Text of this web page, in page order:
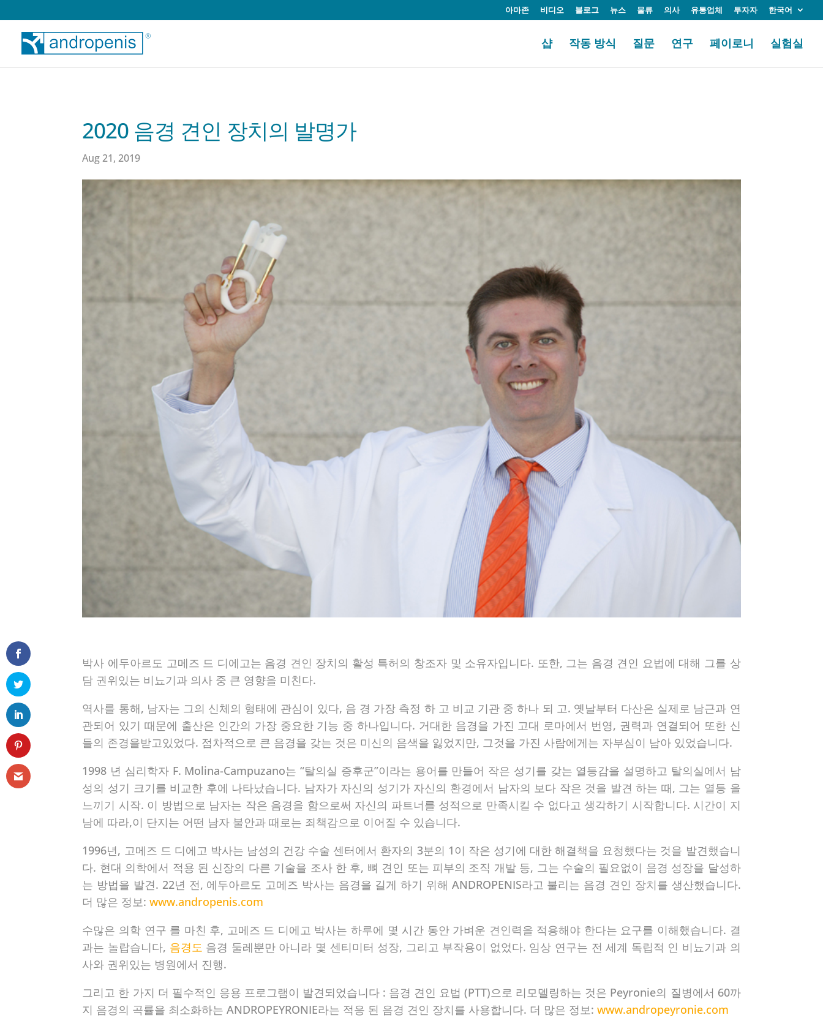
아마존 비디오 블로그 뉴스 물류 의사 유통업체 투자자 한국어
샵 작동 방식 질문 연구 페이로니 실험실
2020 음경 견인 장치의 발명가
Aug 21, 2019
박사 에두아르도 고메즈 드 디에고는 음경 견인 장치의 활성 특허의 창조자 및 소유자입니다. 또한, 그는 음경 견인 요법에 대해 그를 상
담 권위있는 비뇨기과 의사 중 큰 영향을 미친다.
역사를 통해, 남자는 그의 신체의 형태에 관심이 있다, 음 경 가장 측정 하 고 비교 기관 중 하나 되 고. 옛날부터 다산은 실제로 남근과 연
관되어 있기 때문에 출산은 인간의 가장 중요한 기능 중 하나입니다. 거대한 음경을 가진 고대 로마에서 번영, 권력과 연결되어 또한 신
들의 존경을받고있었다. 점차적으로 큰 음경을 갖는 것은 미신의 음색을 잃었지만, 그것을 가진 사람에게는 자부심이 남아 있었습니다.
1998 년 심리학자 F. Molina-Campuzano는 “탈의실 증후군”이라는 용어를 만들어 작은 성기를 갖는 열등감을 설명하고 탈의실에서 남
성의 성기 크기를 비교한 후에 나타났습니다. 남자가 자신의 성기가 자신의 환경에서 남자의 보다 작은 것을 발견 하는 때, 그는 열등 을
느끼기 시작. 이 방법으로 남자는 작은 음경을 함으로써 자신의 파트너를 성적으로 만족시킬 수 없다고 생각하기 시작합니다. 시간이 지
남에 따라,이 단지는 어떤 남자 불안과 때로는 죄책감으로 이어질 수 있습니다.
1996년, 고메즈 드 디에고 박사는 남성의 건강 수술 센터에서 환자의 3분의 1이 작은 성기에 대한 해결책을 요청했다는 것을 발견했습니
다. 현대 의학에서 적용 된 신장의 다른 기술을 조사 한 후, 뼈 견인 또는 피부의 조직 개발 등, 그는 수술의 필요없이 음경 성장을 달성하
는 방법을 발견. 22년 전, 에두아르도 고메즈 박사는 음경을 길게 하기 위해 ANDROPENIS라고 불리는 음경 견인 장치를 생산했습니다.
더 많은 정보:www.andropenis.com
수많은 의학 연구 를 마친 후, 고메즈 드 디에고 박사는 하루에 몇 시간 동안 가벼운 견인력을 적용해야 한다는 요구를 이해했습니다. 결
과는 놀랍습니다, 음경도 음경 둘레뿐만 아니라 몇 센티미터 성장, 그리고 부작용이 없었다. 임상 연구는 전 세계 독립적 인 비뇨기과 의
사와 권위있는 병원에서 진행.
그리고 한 가지 더 필수적인 응용 프로그램이 발견되었습니다 : 음경 견인 요법 (PTT)으로 리모델링하는 것은 Peyronie의 질병에서 60까
지 음경의 곡률을 최소화하는 ANDROPEYRONIE라는 적응 된 음경 견인 장치를 사용합니다. 더 많은 정보:www.andropeyronie.com